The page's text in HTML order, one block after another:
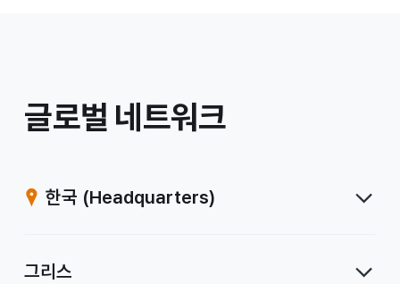
글로벌 네트워크
한국 (Headquarters)
그리스